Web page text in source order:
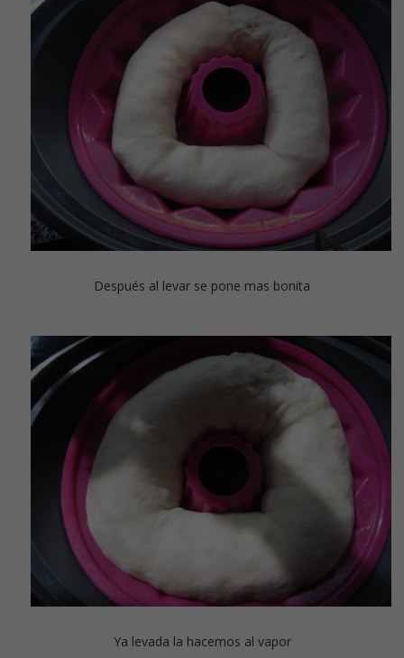
Después al levar se pone mas bonita
Ya levada la hacemos al vapor